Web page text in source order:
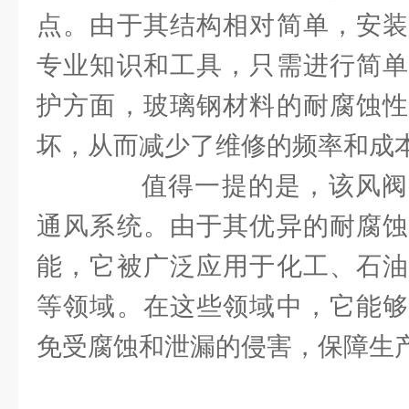
点。由于其结构相对简单，安
专业知识和工具，只需进行简
护方面，玻璃钢材料的耐腐蚀
坏，从而减少了维修的频率和成
值得一提的是，该风阀
通风系统。由于其优异的耐腐
能，它被广泛应用于化工、石
等领域。在这些领域中，它能
免受腐蚀和泄漏的侵害，保障生